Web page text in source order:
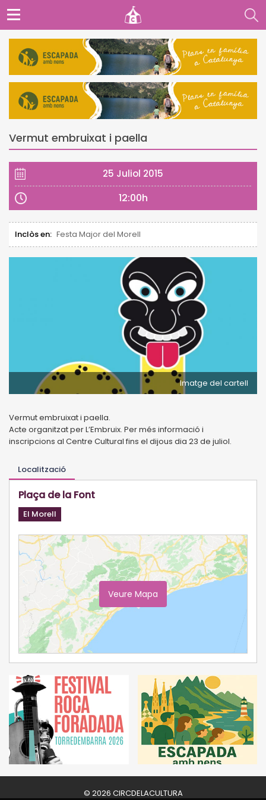
Vermut embruixat i paella
25 Juliol 2015
12:00h
Inclòs en: Festa Major del Morell
Imatge del cartell
Vermut embruixat i paella.
Acte organitzat per L’Embruix. Per més informació i
inscripcions al Centre Cultural fins el dijous dia 23 de juliol.
Localització
Plaça de la Font
El Morell
Veure Mapa
© 2026 CIRCDELACULTURA